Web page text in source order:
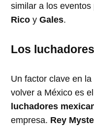
similar a los
Rico yGales.
Los
Un factor clave en
volver a México es
luchadores
empresa. Rey